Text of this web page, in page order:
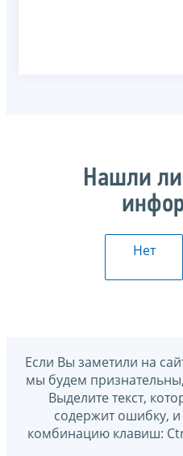
Нашли
Нет
Если Вы заметили на
мы будем
Выделите текст,
содержит ошибку,
комбинацию клавиш: